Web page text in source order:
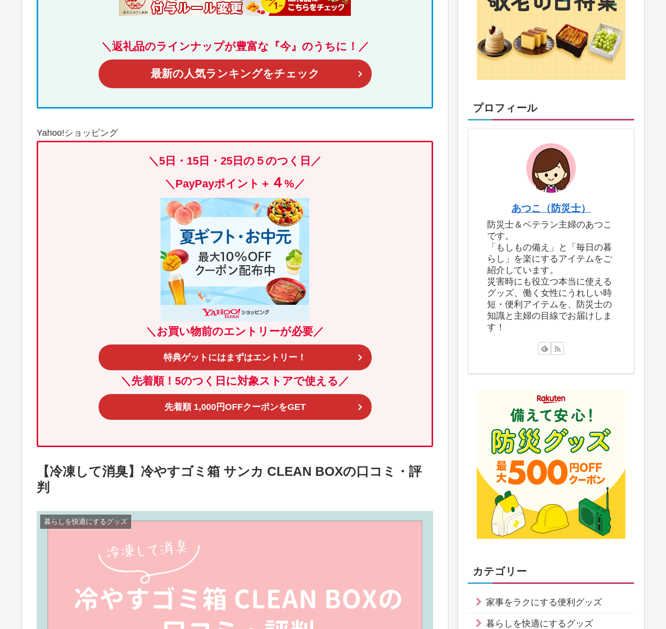
＼返礼品のラインナップが豊富な『今』のうちに！／
最新の人気ランキングをチェック
Yahoo!ショッピング
＼5日・15日・25日の５のつく日／
＼ PayPayポイント＋ ４ % ／
＼ お買い物前のエントリーが必要／
特典ゲットにはまずはエントリー！
＼先着順！5のつく日に対象ストアで使える／
先着順 1,000円OFFクーポンをGET
【冷凍して消臭】冷やすゴミ箱 サンカ CLEAN BOXの口コミ・評
判
暮らしを快適にするグッズ
プロフィール
あつこ（防災士）
防災士＆ベテラン主婦のあつこ
です。
「もしもの備え」と「毎日の暮
らし」を楽にするアイテムをご
紹介しています。
災害時にも役立つ本当に使える
グッズ、働く女性にうれしい時
短・便利アイテムを、防災士の
知識と主婦の目線でお届けしま
す！
カテゴリー
家事をラクにする便利グッズ
暮らしを快適にするグッズ